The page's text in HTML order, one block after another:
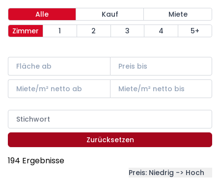
Alle Kauf
Miete
Zimmer
1 2 3 4 5+
Zurücksetzen
194 Ergebnisse
Preis: Niedrig -> Hoch